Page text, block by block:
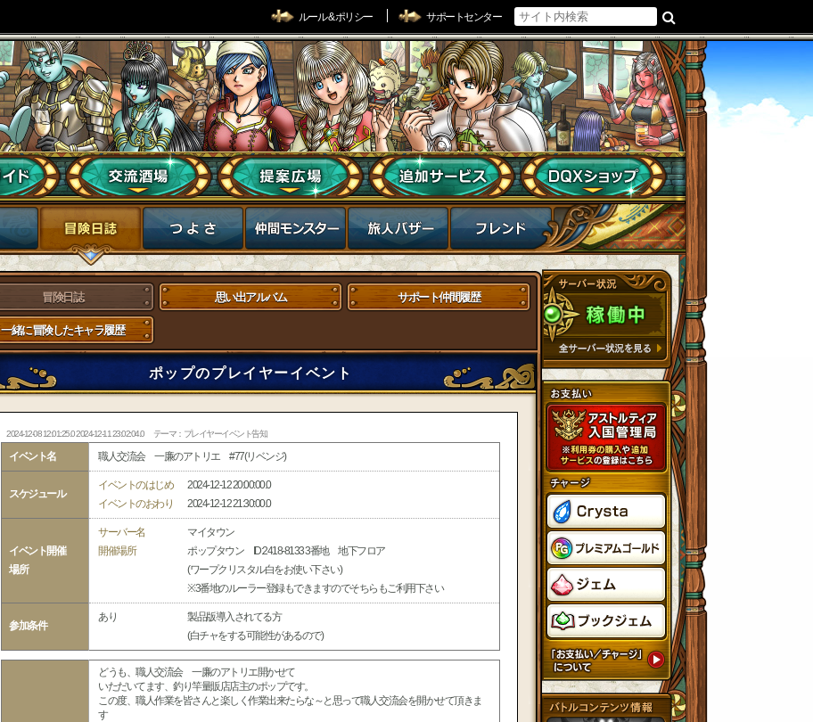
ルール & ポリシー サポートセンター
冒険日誌 思い出アルバム サポート仲間履歴
一緒に冒険したキャラ履歴
ポップのプレイヤーイベント
2024-12-08 12:01:25.0 2024-12-11 23:02:04.0 テーマ：プレイヤーイベント告知
イベント名 職人交流会 一廉のアトリエ #77(リベンジ)
スケジュール
イベントのはじめ
2024-12-12 20:00:00.0
イベントのおわり
2024-12-12 21:30:00.0
イベント開催
場所
サーバー名
マイタウン
開催場所
ポップタウン ID:2418-8133 3番地 地下フロア
(ワープクリスタル白をお使い下さい)
※3番地のルーラー登録もできますのでそちらもご利用下さい
参加条件
あり
製品版導入されてる方
(白チャをする可能性があるので)
どうも、職人交流会 一廉のアトリエ開かせて
いただいてます、釣り竿量販店店主のポップです。
この度、職人作業を皆さんと楽しく作業出来たらな～と思って職人交流会を開かせて頂きま
す